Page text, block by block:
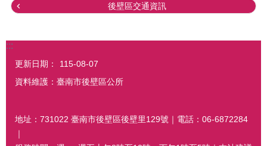
後壁區交通資訊
:::
更新日期：
115-08-07
資料維護：臺南市後壁區公所
地址：731022 臺南市後壁區後壁里129號｜電話：06-6872284
｜